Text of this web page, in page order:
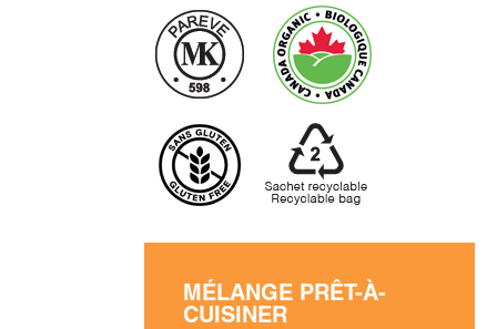
MÉLANGE PRÊT-À-
CUISINER